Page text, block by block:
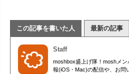
この記事を書いた人 最新の記事
Staff
moshbox盛上げ隊！moshメ
報(iOS・Mac)の配信や、お問